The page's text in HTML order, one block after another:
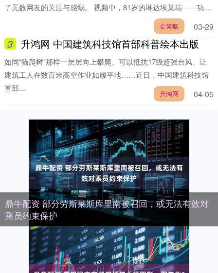
03-29
了无数网友的关注与感慨。 视频中，81岁的琳达埃莫瑞——功....
金策略
3 升鸿网 中国建筑科技馆首部科普绘本出版
04-05
如同“猫爬树”那样一层层向上攀爬、可以抵抗17级超强台风、让
建筑工人在数百米高空作业如履平地……近日，中国建筑科技馆
首部....
升鸿网
鼎牛配资 部分劳斯莱斯库里南被召回，或无法有效对
乘员约束保护